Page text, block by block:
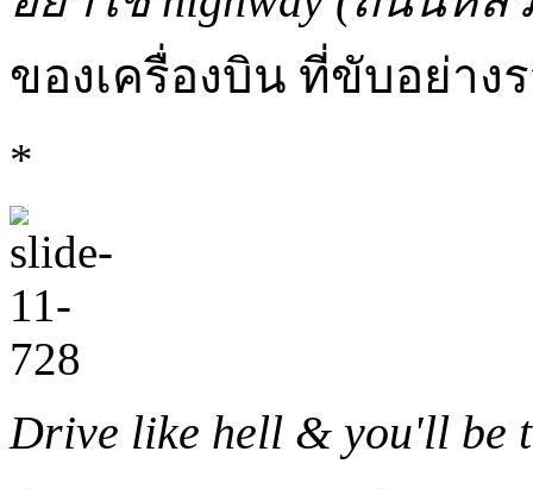
ของเครื่องบิน ที่ขับอย่าง
*
Drive like hell & you'll be